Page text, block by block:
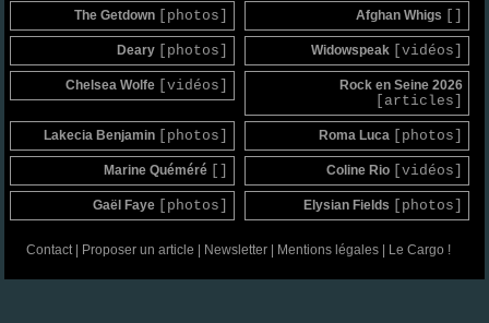
The Getdown [photos] Afghan Whigs
Deary [photos] Widowspeak [vidéos]
Chelsea Wolfe [vidéos] Rock en Seine 2026
[articles]
Lakecia Benjamin [photos] Roma Luca [photos]
Marine Quéméré Coline Rio [vidéos]
Gaël Faye [photos] Elysian Fields [photos]
Contact| Proposer un article Newsletter| Mentions légales| Le Cargo !